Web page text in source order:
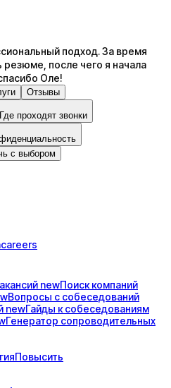
подход. За время
после чего я начала
Оле!
Отзывы
Где проходят звонки
с выбором
newПоисккомпаний
Вопросы с собеседований
newГайды ксобеседованиям
Генератор сопроводительных
Повысить